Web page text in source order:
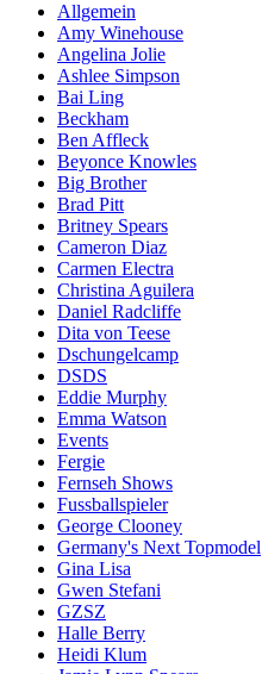
Allgemein
Amy Winehouse
Angelina Jolie
Ashlee Simpson
Bai Ling
Beckham
Ben Affleck
Beyonce Knowles
Big Brother
Brad Pitt
Britney Spears
Cameron Diaz
Carmen Electra
Christina Aguilera
Daniel Radcliffe
Dita von Teese
Dschungelcamp
DSDS
Eddie Murphy
Emma Watson
Events
Fergie
Fernseh Shows
Fussballspieler
George Clooney
Germany's Next Topmodel
Gina Lisa
Gwen Stefani
GZSZ
Halle Berry
Heidi Klum